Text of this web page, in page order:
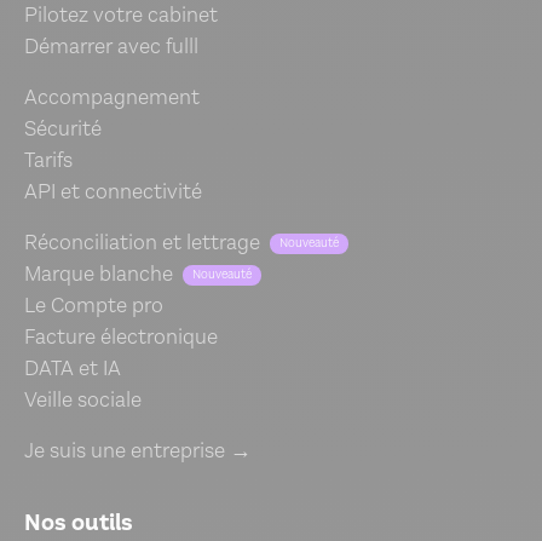
Pilotez votre cabinet
Démarrer avec fulll
Accompagnement
Sécurité
Tarifs
API et connectivité
Réconciliation et lettrage
Nouveauté
Marque blanche Nouveauté
Le Compte pro
Facture électronique
DATA et IA
Veille sociale
Je suis une entreprise →
Nos outils